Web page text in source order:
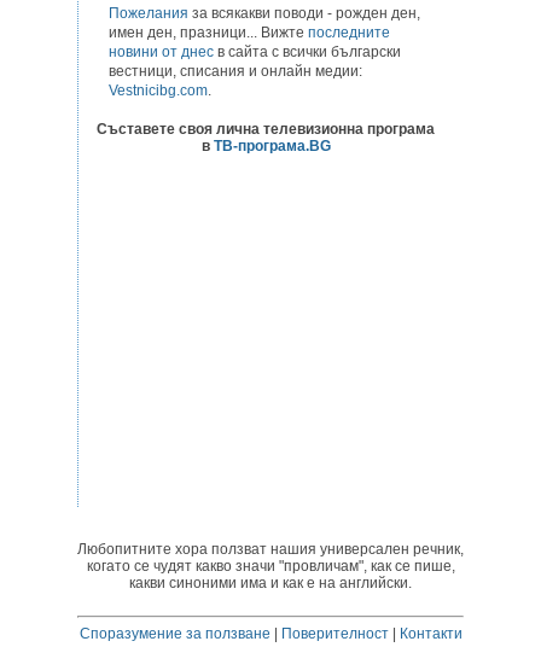
Пожелания за всякакви поводи - рожден ден,
имен ден, празници... Вижте последните
новини от днес в сайта с всички български
вестници, списания и онлайн медии:
Vestnicibg.com.
Съставете своя лична телевизионна програма
в ТВ-програма.BG
Любопитните хора ползват нашия универсален речник,
когато се чудят какво значи "провличам", как се пише,
какви синоними има и как е на английски.
Споразумение за ползване | Поверителност| Контакти